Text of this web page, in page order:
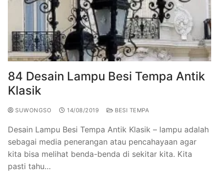
84 Desain Lampu Besi Tempa Antik
Klasik
SUWONGSO 14/08/2019 BESI TEMPA
Desain Lampu Besi Tempa Antik Klasik – lampu adalah
sebagai media penerangan atau pencahayaan agar
kita bisa melihat benda-benda di sekitar kita. Kita
pasti tahu…